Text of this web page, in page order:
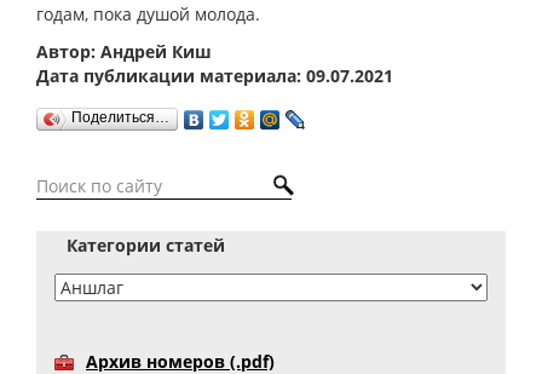
годам, пока душой молода.
Автор: Андрей Киш
Дата публикации материала: 09.07.2021
Поделиться…
Категории статей
Архив номеров (.pdf)